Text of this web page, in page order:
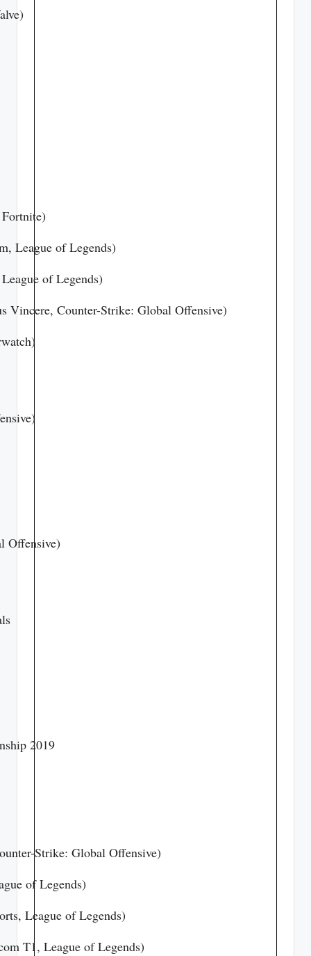
League of Legends)
of Legends)
Vincere, Counter-Strike: Global Offensive)
Offensive)
2019
Strike: Global Offensive)
of Legends)
League of Legends)
T1, League of Legends)